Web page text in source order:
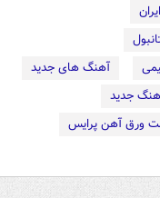
آهنگ های جدید
جدید
ورق آهن پرایس